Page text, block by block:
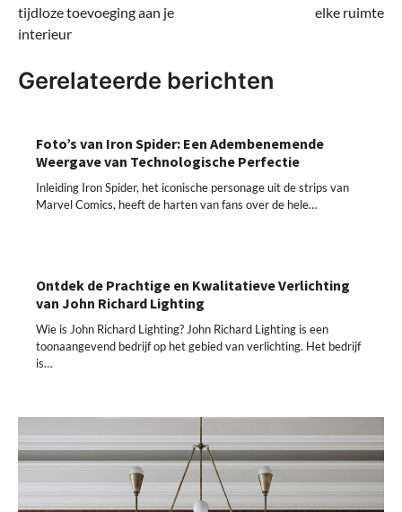
tijdloze toevoeging aan je
interieur
elke ruimte
Gerelateerde berichten
Foto’s van Iron Spider: Een Adembenemende
Weergave van Technologische Perfectie
Inleiding Iron Spider, het iconische personage uit de strips van
Marvel Comics, heeft de harten van fans over de hele…
Ontdek de Prachtige en Kwalitatieve Verlichting
van John Richard Lighting
Wie is John Richard Lighting? John Richard Lighting is een
toonaangevend bedrijf op het gebied van verlichting. Het bedrijf
is…